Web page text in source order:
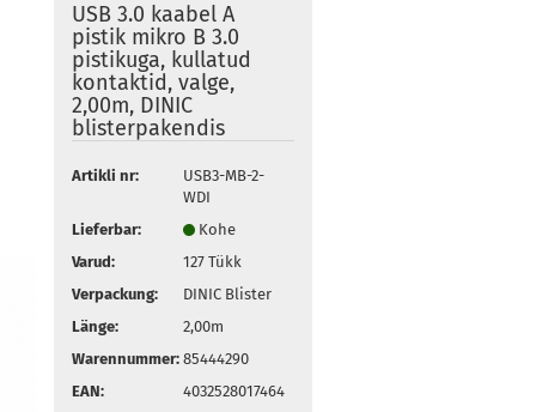
USB 3.0 kaabel A
pistik mikro B 3.0
pistikuga, kullatud
kontaktid, valge,
2,00m, DINIC
blisterpakendis
Artikli nr:
USB3-MB-2-
WDI
Lieferbar:
Kohe
Varud:
127 Tükk
Verpackung:
DINIC Blister
Länge:
2,00m
Warennummer: 85444290
EAN:
4032528017464